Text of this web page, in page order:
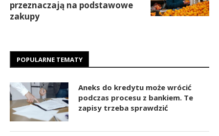
przeznaczają na podstawowe
zakupy
POPULARNE TEMATY
Aneks do kredytu może wrócić
podczas procesu z bankiem. Te
zapisy trzeba sprawdzić